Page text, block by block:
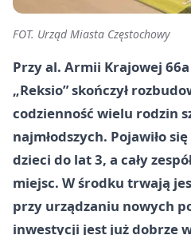
FOT. Urząd Miasta Częstochowy
Przy al. Armii Krajowej
„Reksio” skończył
codzienność wielu rodzin
najmłodszych. Pojawiło
dzieci do lat 3, a cały
miejsc. W środku trwają
przy urządzaniu nowych
inwestycji jest już dobrze